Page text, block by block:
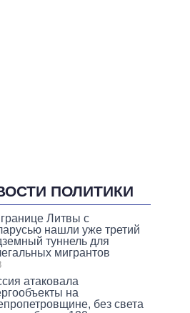
ПОЛИТИКИ
Литвы с
нашли уже третий
туннель для
мигрантов
атаковала
на
без света